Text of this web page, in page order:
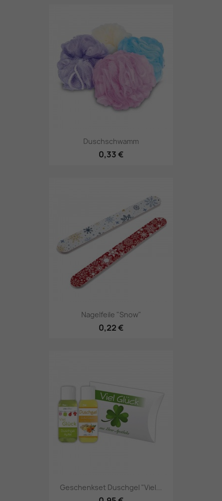
Duschschwamm
0,33 €
Nagelfeile "Snow"
0,22 €
Geschenkset Duschgel "Viel...